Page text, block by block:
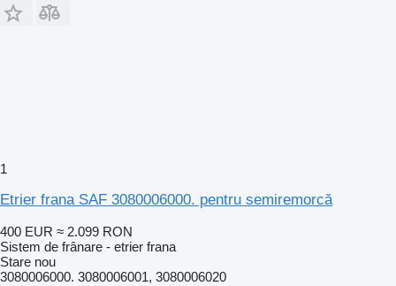
1
Etrier frana SAF 3080006000. pentru semiremorcă
400 EUR ≈ 2.099 RON
Sistem de frânare - etrier frana
Stare nou
3080006000. 3080006001, 3080006020